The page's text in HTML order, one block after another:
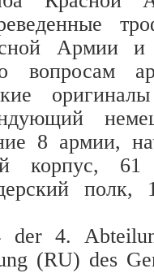
Армии
вопросам
8 армии,
корпус, 61
полк,
der 4.
(RU) des